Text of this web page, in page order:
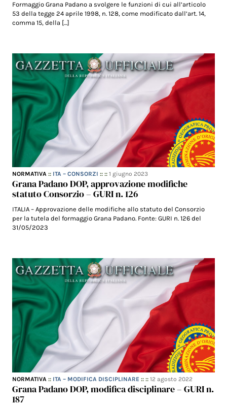
Formaggio Grana Padano a svolgere le funzioni di cui all’articolo
53 della tegge 24 aprile 1998, n. 128, come modificato dall’art. 14,
comma 15, della […]
NORMATIVA :: ITA – CONSORZI :: ::1 giugno 2023
Grana Padano DOP, approvazione modifiche
statuto Consorzio – GURI n. 126
ITALIA – Approvazione delle modifiche allo statuto del Consorzio
per la tutela del formaggio Grana Padano. Fonte: GURI n. 126 del
31/05/2023
NORMATIVA :: ITA – MODIFICA DISCIPLINARE :: ::12 agosto 2022
Grana Padano DOP, modifica disciplinare – GURI n.
187